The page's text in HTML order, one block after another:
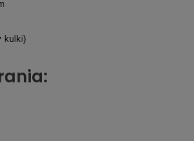
kulki)